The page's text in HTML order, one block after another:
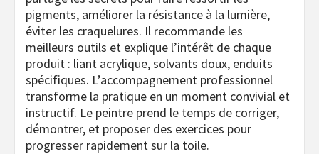
pigments, améliorer la résistance à la lumière,
éviter les craquelures. Il recommande les
meilleurs outils et explique l’intérêt de chaque
produit : liant acrylique, solvants doux, enduits
spécifiques. L’accompagnement professionnel
transforme la pratique en un moment convivial et
instructif. Le peintre prend le temps de corriger,
démontrer, et proposer des exercices pour
progresser rapidement sur la toile.